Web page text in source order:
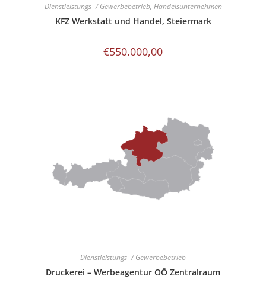
Dienstleistungs- / Gewerbebetrieb, Handelsunternehmen
KFZ Werkstatt und Handel, Steiermark
€550.000,00
Dienstleistungs- / Gewerbebetrieb
Druckerei – Werbeagentur OÖ Zentralraum